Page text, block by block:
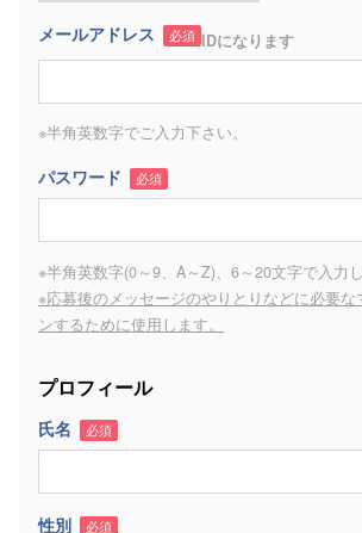
メールアドレス 必須 IDになります
※半角英数字でご入力下さい。
パスワード 必須
※半角英数字(0～9、A～Z)、6～20文字で入力
※応募後のメッセージのやりとりなどに必要な
ンするために使用します。
プロフィール
氏名 必須
性別 必須